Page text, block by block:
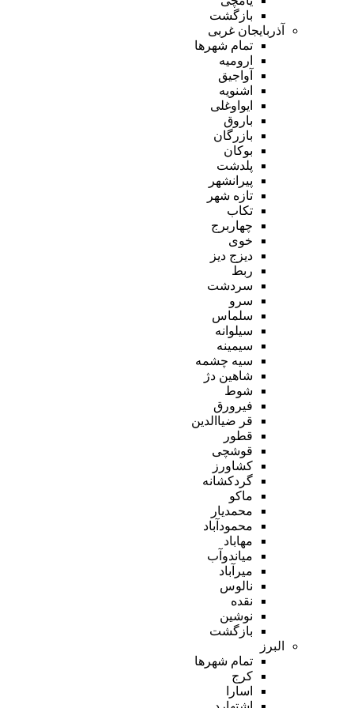
بازگشت
آذربایجان غربی
تمام شهر‌ها
ارومیه
آواجیق
اشنویه
ایواوغلی
باروق
بازرگان
بوکان
پلدشت
پیرانشهر
تازه شهر
تکاب
چهاربرج
خوی
دیزج دیز
ربط
سردشت
سرو
سلماس
سیلوانه
سیمینه
سیه چشمه
شاهین دژ
شوط
فیرورق
قر ضیاالدین
قطور
قوشچی
کشاورز
گردکشانه
ماکو
محمدیار
محمودآباد
مهاباد
میاندوآب
میرآباد
نالوس
نقده
نوشین
بازگشت
البرز
تمام شهر‌ها
کرج
اسارا